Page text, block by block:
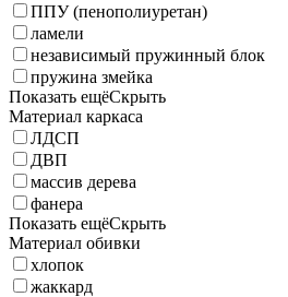
ППУ (пенополиуретан)
ламели
независимый пружинный блок
пружина змейка
Показать ещёСкрыть
Материал каркаса
ЛДСП
ДВП
массив дерева
фанера
Показать ещёСкрыть
Материал обивки
хлопок
жаккард